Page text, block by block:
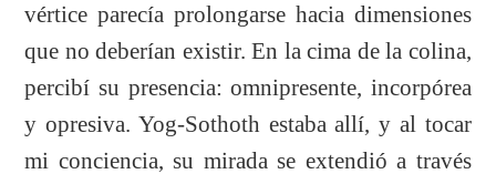
vértice parecía prolongarse hacia dimensiones
que no deberían existir. En la cima de la colina,
percibí su presencia: omnipresente, incorpórea
y opresiva. Yog-Sothoth estaba allí, y al tocar
mi conciencia, su mirada se extendió a través